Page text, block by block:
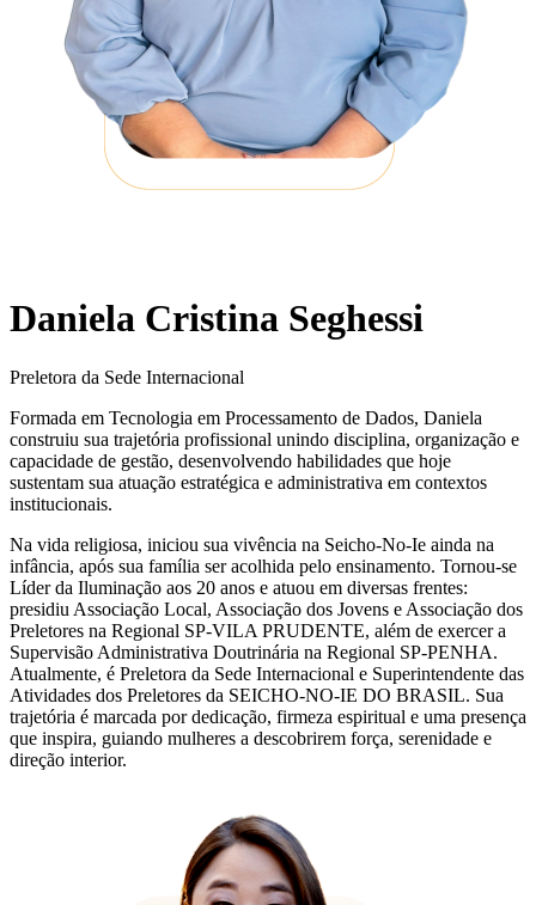
Daniela Cristina Seghessi
Preletora da Sede Internacional
Formada em Tecnologia em Processamento de Dados, Daniela
construiu sua trajetória profissional unindo disciplina, organização e
capacidade de gestão, desenvolvendo habilidades que hoje
sustentam sua atuação estratégica e administrativa em contextos
institucionais.
Na vida religiosa, iniciou sua vivência na Seicho-No-Ie ainda na
infância, após sua família ser acolhida pelo ensinamento. Tornou-se
Líder da Iluminação aos 20 anos e atuou em diversas frentes:
presidiu Associação Local, Associação dos Jovens e Associação dos
Preletores na Regional SP-VILA PRUDENTE, além de exercer a
Supervisão Administrativa Doutrinária na Regional SP-PENHA.
Atualmente, é Preletora da Sede Internacional e Superintendente das
Atividades dos Preletores da SEICHO-NO-IE DO BRASIL. Sua
trajetória é marcada por dedicação, firmeza espiritual e uma presença
que inspira, guiando mulheres a descobrirem força, serenidade e
direção interior.